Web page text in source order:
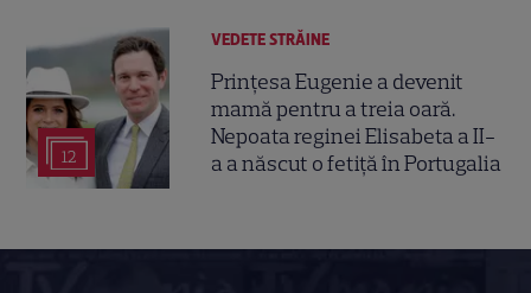
12
VEDETE STRĂINE
Prințesa Eugenie a devenit
mamă pentru a treia oară.
Nepoata reginei Elisabeta a II-
a a născut o fetiță în Portugalia